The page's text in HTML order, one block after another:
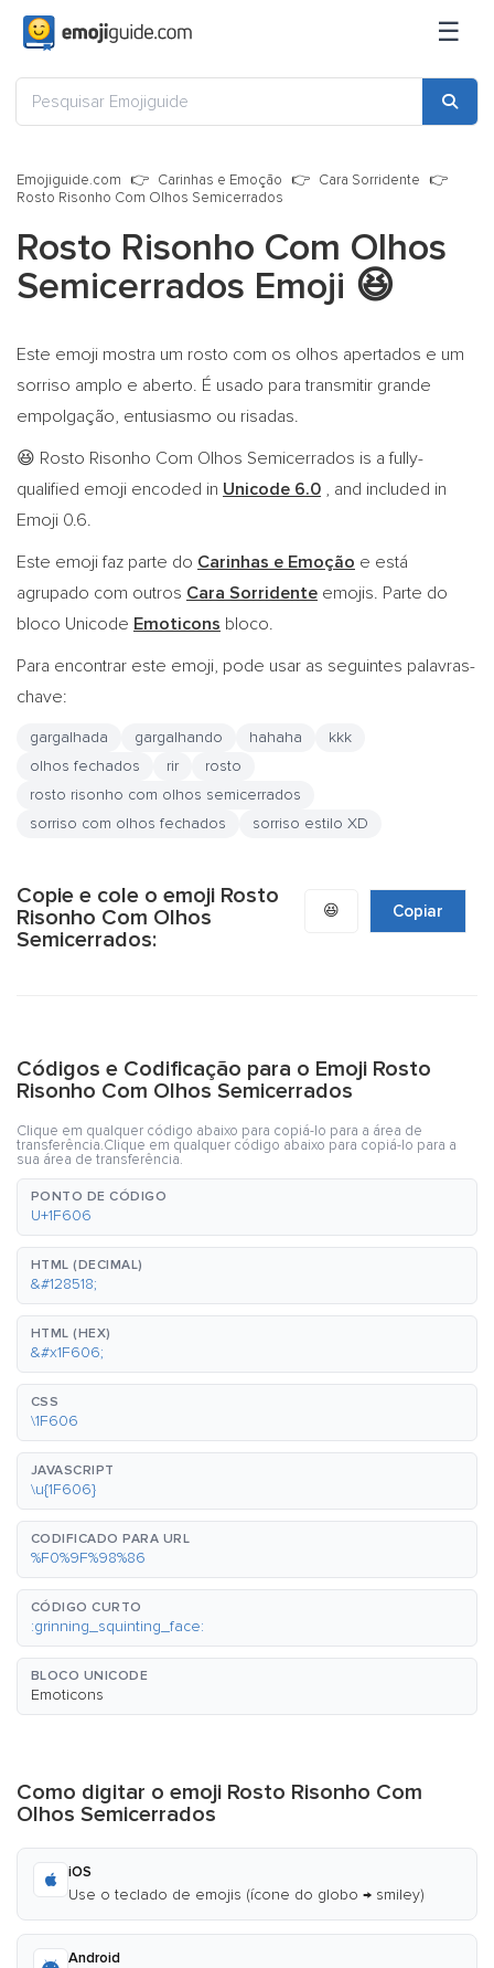
☰
Emojiguide.com Carinhas e Emoção
Cara Sorridente
Rosto Risonho Com Olhos Semicerrados
Rosto Risonho Com Olhos
Semicerrados Emoji 😆
Este emoji mostra um rosto com os olhos apertados e um
sorriso amplo e aberto. É usado para transmitir grande
empolgação, entusiasmo ou risadas.
😆 Rosto Risonho Com Olhos Semicerrados is a fully-
qualified emoji encoded in Unicode 6.0 , and included in
Emoji 0.6.
Este emoji faz parte do Carinhas e Emoção e está
agrupado com outros Cara Sorridente emojis. Parte do
bloco Unicode Emoticons bloco.
Para encontrar este emoji, pode usar as seguintes palavras-
chave:
gargalhada gargalhando hahaha
kkk
olhos fechados
rir
rosto
rosto risonho com olhos semicerrados
sorriso com olhos fechados
sorriso estilo XD
Copie e cole o emoji Rosto
Risonho Com Olhos
Semicerrados:
😆 Copiar
Códigos e Codificação para o Emoji Rosto
Risonho Com Olhos Semicerrados
Clique em qualquer código abaixo para copiá-lo para a área de
transferência.Clique em qualquer código abaixo para copiá-lo para a
sua área de transferência.
PONTO DE CÓDIGO
U+1F606
HTML (DECIMAL)
&#128518;
HTML (HEX)
&#x1F606;
CSS
\1F606
JAVASCRIPT
\u{1F606}
CODIFICADO PARA URL
%F0%9F%98%86
CÓDIGO CURTO
:grinning_squinting_face:
BLOCO UNICODE
Emoticons
Como digitar o emoji Rosto Risonho Com
Olhos Semicerrados
iOS
Use o teclado de emojis (ícone do globo → smiley)
Android